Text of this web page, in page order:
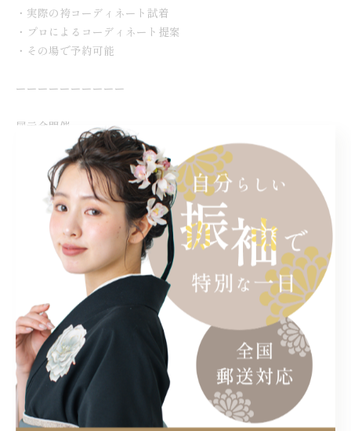
・実際の袴コーディネート試着
・プロによるコーディネート提案
・その場で予約可能
ーーーーーーーーーー
展示会開催
📍なんばスカイオ
📍新宿マルイアネックス
オンライン相談（ZOOM）
毎日ご予約可能です。
DMまたはプロフィールリンクより
ご予約ください。
ーーーーーーーーーー